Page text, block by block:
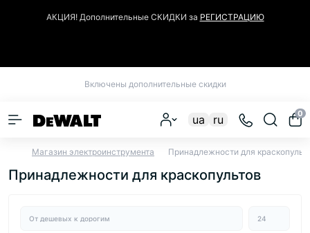
АКЦИЯ! Дополнительные СКИДКИ за РЕГИСТРАЦИЮ
Включены дополнительные скидки
ua ru 0
Магазин электроинструмента Принадлежности для
Принадлежности для краскопультов